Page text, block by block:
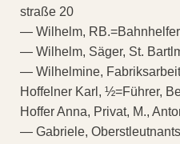
straße 20
— Wilhelm,
— Wilhelm, Säger, St.
— Wilhelmine,
Hoffelner Karl, ½=Führer,
Hoffer Anna, Privat, M.,
— Gabriele,